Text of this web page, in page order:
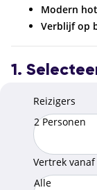
Modern
Verblijf op
1.
Reizigers
2 Personen
Vertrek vanaf
Alle